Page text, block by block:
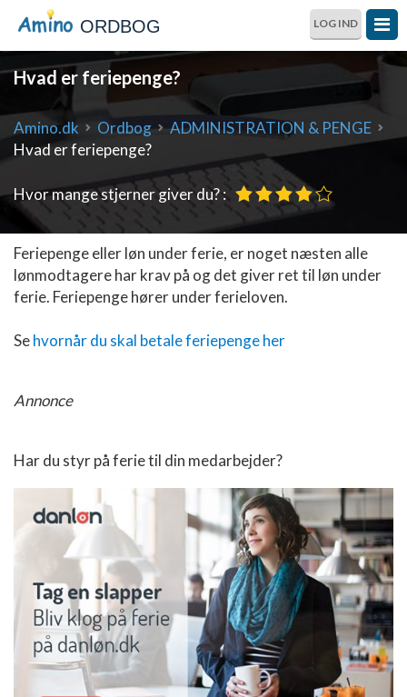
ORDBOG LOG IND
Hvad er feriepenge?
Amino.dk Ordbog
ADMINISTRATION & PENGE
Hvad er feriepenge?
Hvor mange stjerner giver du? :
Feriepenge eller løn under ferie, er noget næsten alle
lønmodtagere har krav på og det giver ret til løn under
ferie. Feriepenge hører under ferieloven.
Sehvornår du skal betale feriepenge her
Annonce
Har du styr på ferie til din medarbejder?